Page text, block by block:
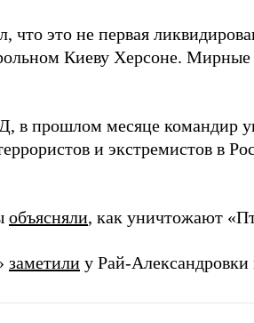
это не первая
Киеву Херсоне. Мирные
в прошлом месяце командир
и экстремистов в
объясняли, как уничтожают
заметили у Рай-